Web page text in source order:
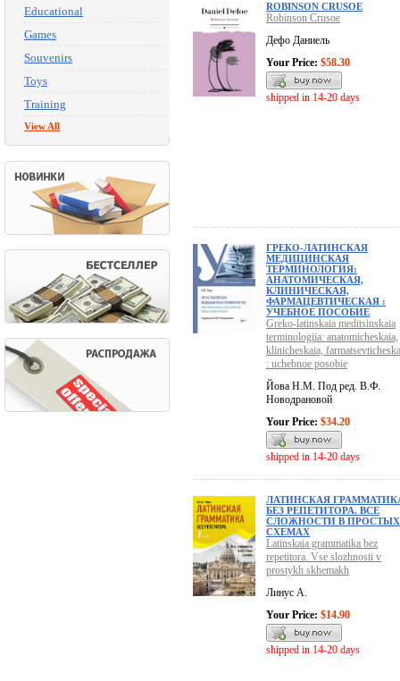
Educational
Games
Souvenirs
Toys
Training
View All
ROBINSON CRUSOE
Robinson Crusoe
Дефо Даниель
Your Price: $58.30
shipped in 14-20 days
ГРЕКО-ЛАТИНСКАЯ
МЕДИЦИНСКАЯ
ТЕРМИНОЛОГИЯ:
АНАТОМИЧЕСКАЯ,
КЛИНИЧЕСКАЯ,
ФАРМАЦЕВТИЧЕСКАЯ :
УЧЕБНОЕ ПОСОБИЕ
Greko-latinskaia meditsinskaia
terminologiia: anatomicheskaia,
klinicheskaia,
: uchebnoe posobie
Йова Н.М. Под ред. В.Ф.
Новодрановой
Your Price: $34.20
shipped in 14-20 days
ЛАТИНСКАЯ
БЕЗ РЕПЕТИТОРА. ВСЕ
СЛОЖНОСТИ В ПРОСТЫХ
СХЕМАХ
Latinskaia grammatika bez
repetitora. Vse slozhnosti v
prostykh skhemakh
Линус А.
Your Price: $14.90
shipped in 14-20 days